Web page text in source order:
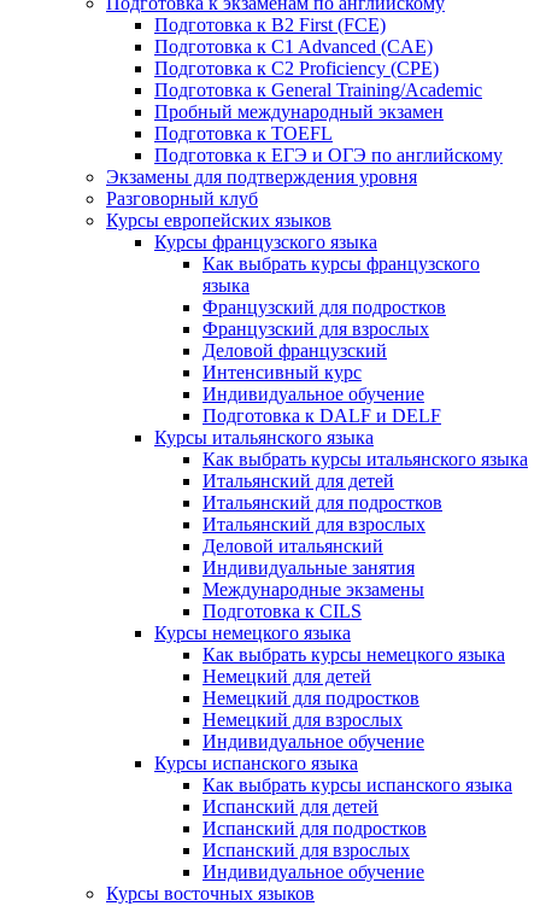
Подготовка к B2 First (FCE)
Подготовка к C1 Advanced (CAE)
Подготовка к C2 Proficiency (CPE)
Подготовка к General Training/Academic
Пробный международный экзамен
Подготовка к TOEFL
Подготовка к ЕГЭ и ОГЭ по английскому
Экзамены для подтверждения уровня
Разговорный клуб
Курсы европейских языков
Курсы французского языка
Как выбрать курсы французского
языка
Французский для подростков
Французский для взрослых
Деловой французский
Интенсивный курс
Индивидуальное обучение
Подготовка к DALF и DELF
Курсы итальянского языка
Как выбрать курсы итальянского языка
Итальянский для детей
Итальянский для подростков
Итальянский для взрослых
Деловой итальянский
Индивидуальные занятия
Международные экзамены
Подготовка к CILS
Курсы немецкого языка
Как выбрать курсы немецкого языка
Немецкий для детей
Немецкий для подростков
Немецкий для взрослых
Индивидуальное обучение
Курсы испанского языка
Как выбрать курсы испанского языка
Испанский для детей
Испанский для подростков
Испанский для взрослых
Индивидуальное обучение
Курсы восточных языков